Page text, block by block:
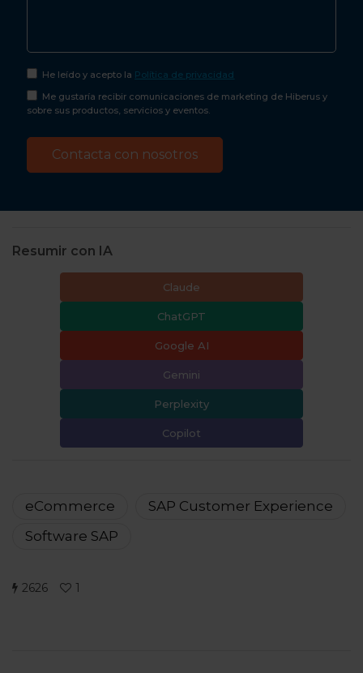
He leído y acepto la Política de privacidad
Me gustaría recibir comunicaciones de marketing de Hiberus y
sobre sus productos, servicios y eventos.
Resumir con IA
Claude
ChatGPT
Google AI
Gemini
Perplexity
Copilot
eCommerce
SAP Customer Experience
Software SAP
2626 1